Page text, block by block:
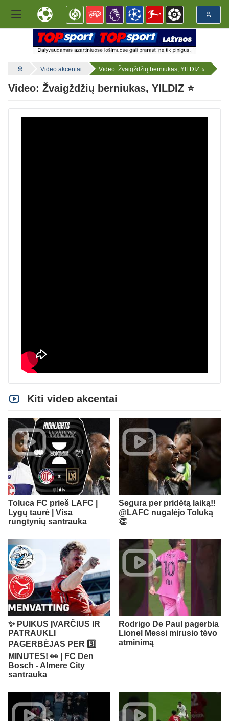
Video akcentai Video: Žvaigždžių berniukas, YILDIZ ⭐
Video: Žvaigždžių berniukas, YILDIZ ⭐
Kiti video akcentai
Toluca FC prieš LAFC |
Lygų taurė | Visa
rungtynių santrauka
Segura per pridėtą laiką‼️ ​
@LAFC nugalėjo Toluką
👏
✨ PUIKUS ĮVARČIUS IR
PATRAUKLI
PAGERBĖJAS PER 3️⃣
MINUTES! 👀 | FC Den
Bosch - Almere City
santrauka
Rodrigo De Paul pagerbia
Lionel Messi mirusio tėvo
atminimą